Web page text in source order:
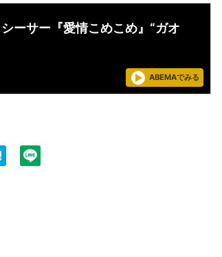
ーサー『愛情こめこめ』“ガオ
ABEMAでみる